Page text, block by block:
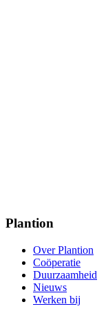
Plantion
Over Plantion
Coöperatie
Duurzaamheid
Nieuws
Werken bij